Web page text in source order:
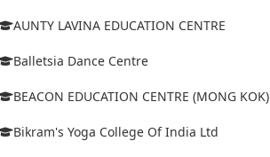
AUNTY LAVINA EDUCATION CENTRE
Balletsia Dance Centre
BEACON EDUCATION CENTRE (MONG KOK)
Bikram's Yoga College Of India Ltd